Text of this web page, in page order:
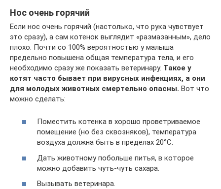
Нос очень горячий
Если нос очень горячий (настолько, что рука чувствует
это сразу), а сам котенок выглядит «размазанным», дело
плохо. Почти со 100% вероятностью у малыша
предельно повышена общая температура тела, и его
необходимо сразу же показать ветеринару. Такое у
котят часто бывает при вирусных инфекциях, а они
для молодых животных смертельно опасны. Вот что
можно сделать:
Поместить котенка в хорошо проветриваемое
помещение (но без сквозняков), температура
воздуха должна быть в пределах 20°С.
Дать животному побольше питья, в которое
можно добавить чуть-чуть сахара.
Вызывать ветеринара.